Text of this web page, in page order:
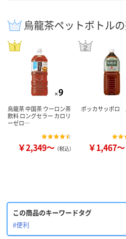
烏龍茶ペットボトル
烏龍茶 中国茶 ウーロン茶
飲料 ロングセラー カロリ
ーゼロ…
￥2,349～ （税込）
ポッカサッポロ
￥1,467～
この商品のキーワードタグ
#便利